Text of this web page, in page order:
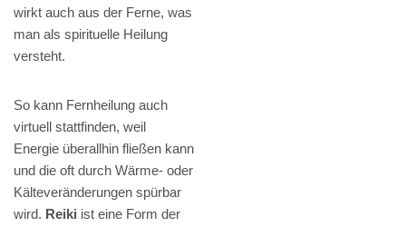
wirkt auch aus der Ferne, was
man als spirituelle Heilung
versteht.
So kann Fernheilung auch
virtuell stattfinden, weil
Energie überallhin fließen kann
und die oft durch Wärme- oder
Kälteveränderungen spürbar
wird. Reiki ist eine Form der